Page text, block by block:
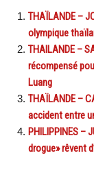
THAÏLANDE –
olympique
THAILANDE –
récompensé
Luang
THAÏLANDE –
accident entre
PHILIPPINES –
drogue» rêvent